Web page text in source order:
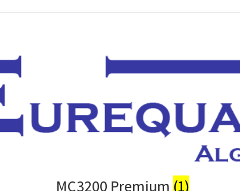
MC3200 Premium (1)